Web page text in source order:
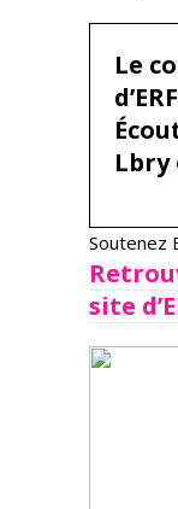
Le
Lbry
Soutenez
site